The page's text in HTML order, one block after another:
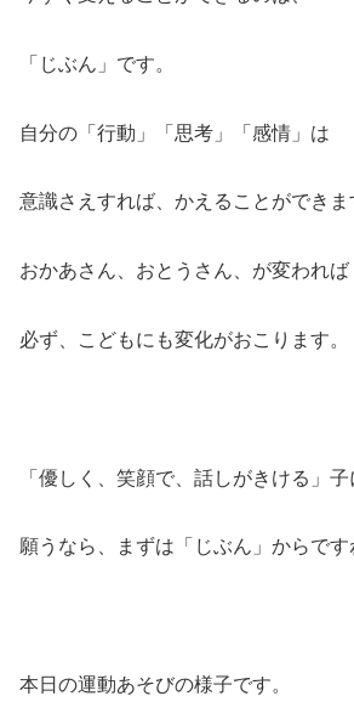
「じぶん」です。
自分の「行動」「思考」「感情」は
意識さえすれば、かえることができま
おかあさん、おとうさん、が変われば
必ず、こどもにも変化がおこります。
「優しく、笑顔で、話しがきける」
願うなら、まずは「じぶん」からです
本日の運動あそびの様子です。